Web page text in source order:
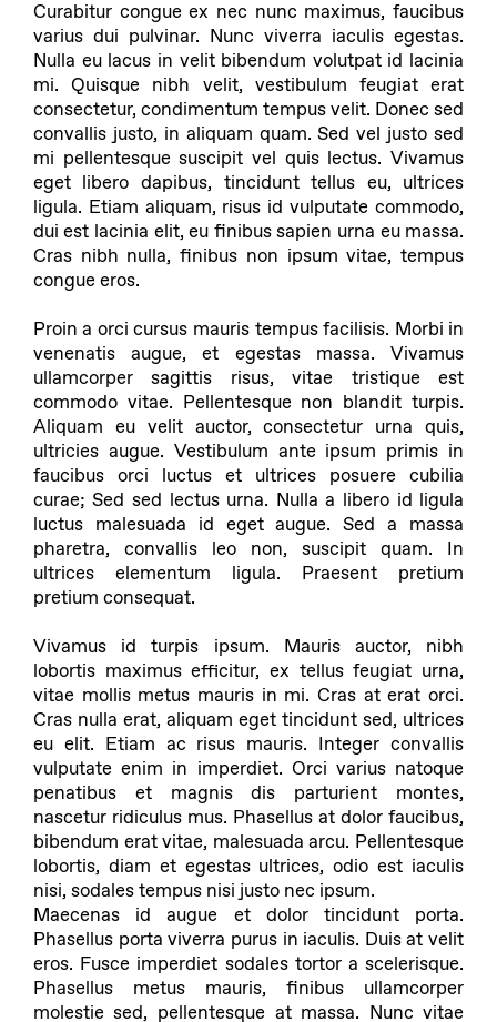
Curabitur congue ex nec nunc maximus, faucibus
varius dui pulvinar. Nunc viverra iaculis egestas.
Nulla eu lacus in velit bibendum volutpat id lacinia
mi. Quisque nibh velit, vestibulum feugiat erat
consectetur, condimentum tempus velit. Donec sed
convallis justo, in aliquam quam. Sed vel justo sed
mi pellentesque suscipit vel quis lectus. Vivamus
eget libero dapibus, tincidunt tellus eu, ultrices
ligula. Etiam aliquam, risus id vulputate commodo,
dui est lacinia elit, eu finibus sapien urna eu massa.
Cras nibh nulla, finibus non ipsum vitae, tempus
congue eros.
Proin a orci cursus mauris tempus facilisis. Morbi in
venenatis augue, et egestas massa. Vivamus
ullamcorper sagittis risus, vitae tristique est
commodo vitae. Pellentesque non blandit turpis.
Aliquam eu velit auctor, consectetur urna quis,
ultricies augue. Vestibulum ante ipsum primis in
faucibus orci luctus et ultrices posuere cubilia
curae; Sed sed lectus urna. Nulla a libero id ligula
luctus malesuada id eget augue. Sed a massa
pharetra, convallis leo non, suscipit quam. In
ultrices elementum ligula. Praesent pretium
pretium consequat.
Vivamus id turpis ipsum. Mauris auctor, nibh
lobortis maximus efficitur, ex tellus feugiat urna,
vitae mollis metus mauris in mi. Cras at erat orci.
Cras nulla erat, aliquam eget tincidunt sed, ultrices
eu elit. Etiam ac risus mauris. Integer convallis
vulputate enim in imperdiet. Orci varius natoque
penatibus et magnis dis parturient montes,
nascetur ridiculus mus. Phasellus at dolor faucibus,
bibendum erat vitae, malesuada arcu. Pellentesque
lobortis, diam et egestas ultrices, odio est iaculis
nisi, sodales tempus nisi justo nec ipsum.
Maecenas id augue et dolor tincidunt porta.
Phasellus porta viverra purus in iaculis. Duis at velit
eros. Fusce imperdiet sodales tortor a scelerisque.
Phasellus metus mauris, finibus ullamcorper
molestie sed, pellentesque at massa. Nunc vitae